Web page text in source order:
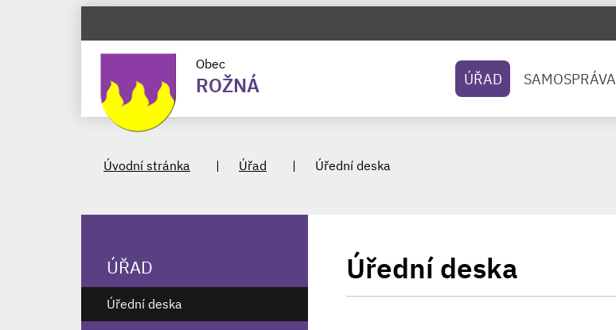
Obec
ROŽNÁ ÚŘAD SAMOSPRÁVA
Úvodní stránka Úřad Úřední deska
Úřední deska
ÚŘAD
Úřední deska